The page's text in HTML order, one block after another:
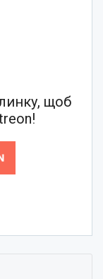
щоб